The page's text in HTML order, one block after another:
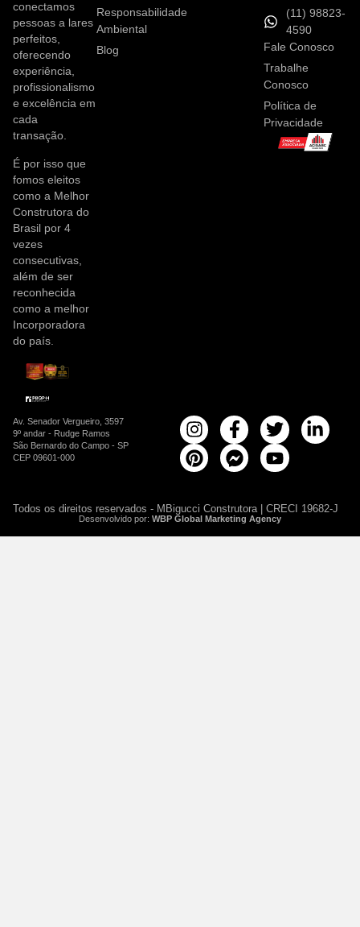
conectamos
pessoas a lares
perfeitos,
oferecendo
experiência,
profissionalismo
e excelência em
cada
transação.
É por isso que
fomos eleitos
como a Melhor
Construtora do
Brasil por 4
vezes
consecutivas,
além de ser
reconhecida
como a melhor
Incorporadora
do país.
Responsabilidade
Ambiental
Blog
(11) 98823-
4590
Fale Conosco
Trabalhe
Conosco
Política de
Privacidade
Av. Senador Vergueiro, 3597
9º andar - Rudge Ramos
São Bernardo do Campo - SP
CEP 09601-000
Todos os direitos reservados - MBigucci Construtora | CRECI 19682-J
Desenvolvido por: WBP Global Marketing Agency